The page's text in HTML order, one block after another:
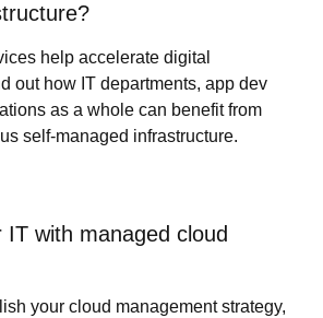
help accelerate digital
out how IT departments, app dev
as a whole can benefit from
self-managed infrastructure.
with managed cloud
your cloud management strategy,